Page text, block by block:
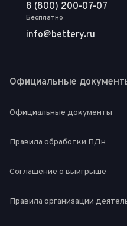
8 (800) 200-07-07
Бесплатно
info@bettery.ru
Официальные
Официальные документы
Правила обработки ПДн
Соглашение о выигрыше
Правила организации